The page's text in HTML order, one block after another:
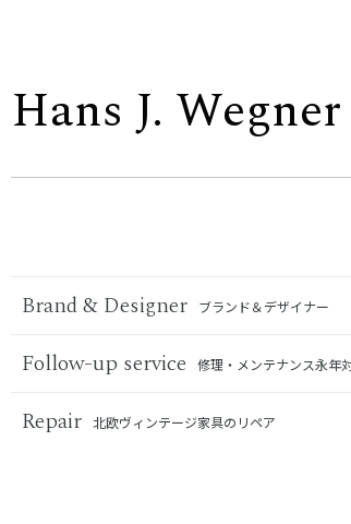
Hans J.
Brand & Designer ブランド＆デザイナー
Follow-up service 修理・メンテナンス永年
Repair 北欧ヴィンテージ家具のリペア